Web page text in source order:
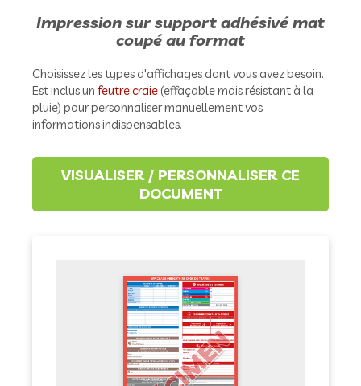
Impression sur support adhésivé mat
coupé au format
Choisissez les types d'affichages dont vous avez besoin.
Est inclus un feutre craie (effaçable mais résistant à la
pluie) pour personnaliser manuellement vos
informations indispensables.